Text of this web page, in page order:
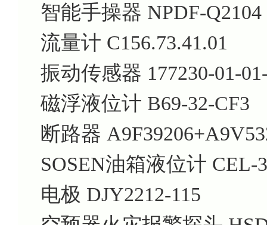
智能手操器 NPDF-Q2104
流量计 C156.73.41.01
振动传感器 177230-01-
磁浮液位计 B69-32-CF3
断路器
SOSEN油箱液位计 CEL-
电极 DJY2212-115